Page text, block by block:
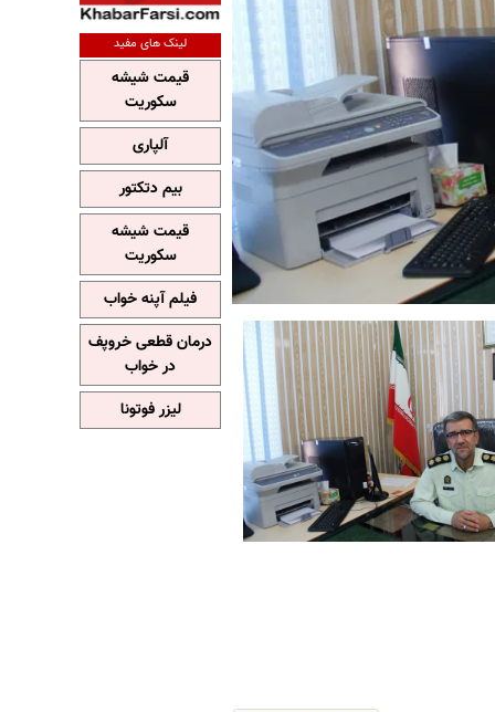
لینک های مفید
قیمت شیشه
سکوریت
آلپاری
بیم دتکتور
قیمت شیشه
سکوریت
فیلم آپنه خواب
درمان قطعی خروپف
در خواب
لیزر فوتونا